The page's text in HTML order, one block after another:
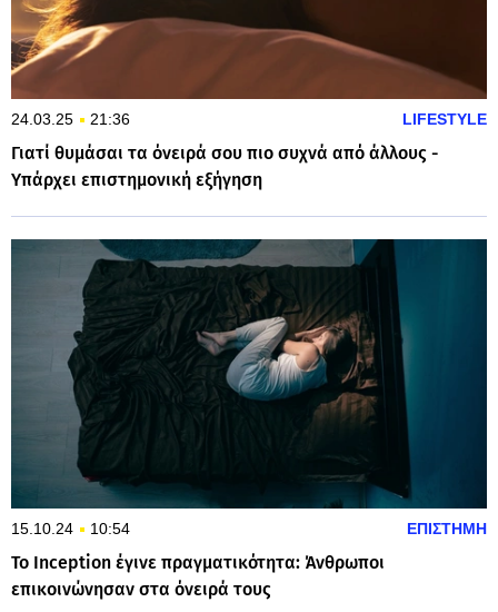
24.03.25 21:36 LIFESTYLE
Γιατί θυμάσαι τα όνειρά σου πιο συχνά από άλλους -
Υπάρχει επιστημονική εξήγηση
15.10.24 10:54 ΕΠΙΣΤΗΜΗ
Το Inception έγινε πραγματικότητα: Άνθρωποι
επικοινώνησαν στα όνειρά τους